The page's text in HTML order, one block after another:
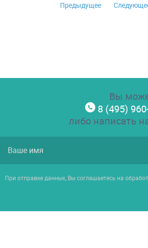
Предыдущее
Вы
8 (495)
либо написать
При отправке данных, Вы соглашаетесь на